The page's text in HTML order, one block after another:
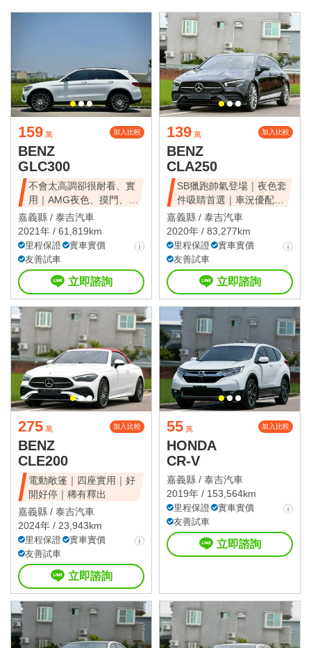
159 萬 加入比較
BENZ
GLC300
不會太高調卻很耐看、實
用｜AMG夜色、摸門、
LED頭燈
嘉義縣 / 泰吉汽車
2021年 / 61,819km
里程保證
實車實價
友善試車
立即諮詢
139 萬 加入比較
BENZ
CLA250
SB獵跑帥氣登場｜夜色套
件吸睛首選｜車況優配備
齊全
嘉義縣 / 泰吉汽車
2020年 / 83,277km
里程保證
實車實價
友善試車
立即諮詢
275 萬 加入比較
BENZ
CLE200
電動敞篷｜四座實用｜好
開好停｜稀有釋出
嘉義縣 / 泰吉汽車
2024年 / 23,943km
里程保證
實車實價
友善試車
立即諮詢
55 萬 加入比較
HONDA
CR-V
嘉義縣 / 泰吉汽車
2019年 / 153,564km
里程保證
實車實價
友善試車
立即諮詢